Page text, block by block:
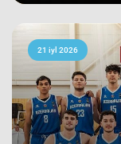
21 iyl 2026